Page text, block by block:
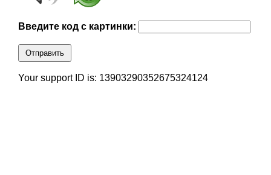
Введите код с картинки:
Отправить
Your support ID is: 13903290352675324124